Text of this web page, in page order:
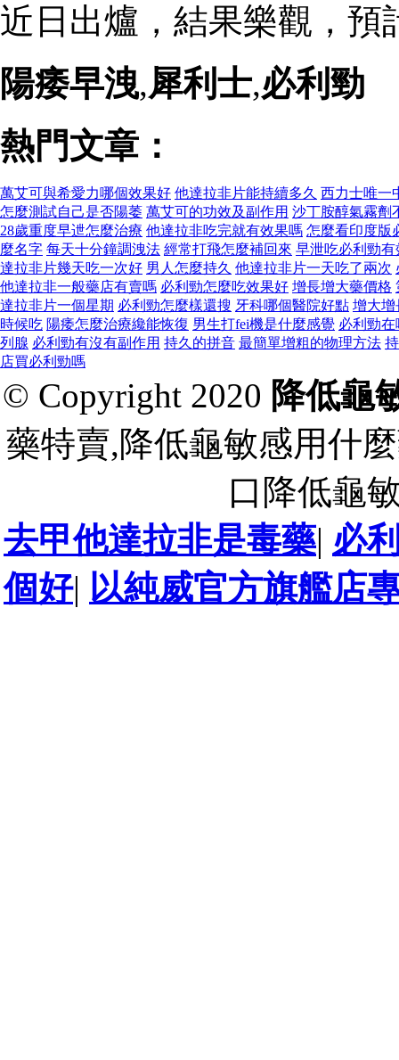
近日出爐，結果樂觀，預
陽痿早洩,犀利士,必利勁
熱門文章：
萬艾可與希愛力哪個效果好 他達拉非片能持續多久 西力士唯一
怎麼測試自己是否陽萎 萬艾可的功效及副作用 沙丁胺醇氣霧劑
28歲重度早迣怎麼治療 他達拉非吃完就有效果嗎 怎麼看印度版
麼名字 每天十分鐘調洩法 經常打飛怎麼補回來 早泄吃必利勁有
達拉非片幾天吃一次好 男人怎麼持久 他達拉非片一天吃了兩次
他達拉非一般藥店有賣嗎 必利勁怎麼吃效果好 增長增大藥價格
達拉非片一個星期 必利勁怎麼樣還搜 牙科哪個醫院好點 增大增
時候吃 陽痿怎麼治療纔能恢復 男生打fei機是什麼感覺 必利勁
列腺 必利勁有沒有副作用 持久的拼音 最簡單增粗的物理方法
店買必利勁嗎
© Copyright 2020 降低龜
藥特賣,降低龜敏感用什
口降低龜
去甲他達拉非是毒藥| 必
個好| 以純威官方旗艦店